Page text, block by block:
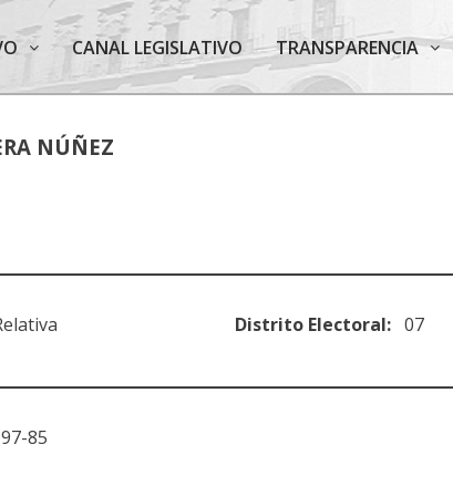
CANAL LEGISLATIVO TRANSPARENCIA
NÚÑEZ
Relativa Distrito Electoral: 07
85